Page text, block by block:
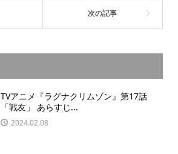
TVアニメ『ラグナクリムゾン』第17話
「戦友」 あらすじ...
2024.02.08